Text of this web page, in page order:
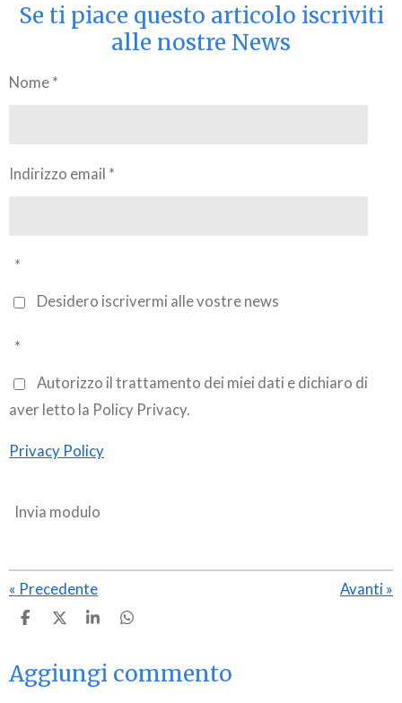
Se ti piace questo articolo iscriviti
alle nostre News
Nome *
Indirizzo email *
*
Desidero iscrivermi alle vostre news
*
Autorizzo il trattamento dei miei dati e dichiaro di
aver letto la Policy Privacy.
Privacy Policy
Invia modulo
« Precedente Avanti »
C
d
i
C
d
i
C
d
i
C
d
i
Aggiungi commento